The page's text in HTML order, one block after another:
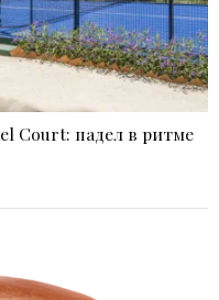
Court: падел в ритме